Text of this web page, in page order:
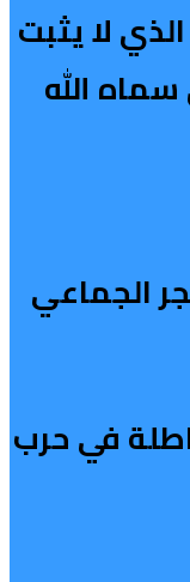
لا يثبت
الله
الجماعي
في حرب